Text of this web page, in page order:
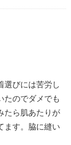
選びには苦労し
たのでダメでも
たら肌あたりが
ます。脇に縫い